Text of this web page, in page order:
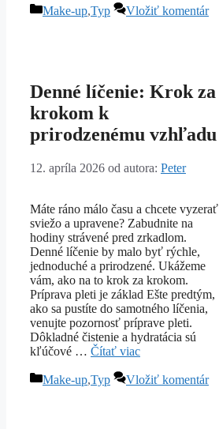
Kategórie
Make-up,Typ Vložiť komentár
Denné líčenie: Krok za
krokom k
prirodzenému vzhľadu
12. apríla 2026 od autora: Peter
Máte ráno málo času a chcete vyzerať
sviežo a upravene? Zabudnite na
hodiny strávené pred zrkadlom.
Denné líčenie by malo byť rýchle,
jednoduché a prirodzené. Ukážeme
vám, ako na to krok za krokom.
Príprava pleti je základ Ešte predtým,
ako sa pustíte do samotného líčenia,
venujte pozornosť príprave pleti.
Dôkladné čistenie a hydratácia sú
kľúčové … Čítať viac
Kategórie
Make-up,Typ Vložiť komentár